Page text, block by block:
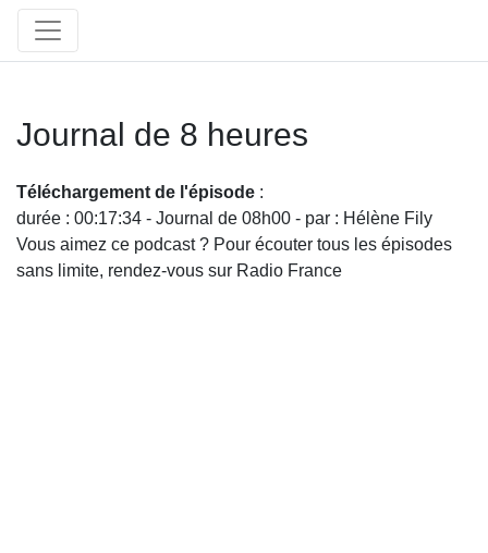
Journal de 8 heures
Téléchargement de l'épisode :
durée : 00:17:34 - Journal de 08h00 - par : Hélène Fily
Vous aimez ce podcast ? Pour écouter tous les épisodes
sans limite, rendez-vous sur Radio France